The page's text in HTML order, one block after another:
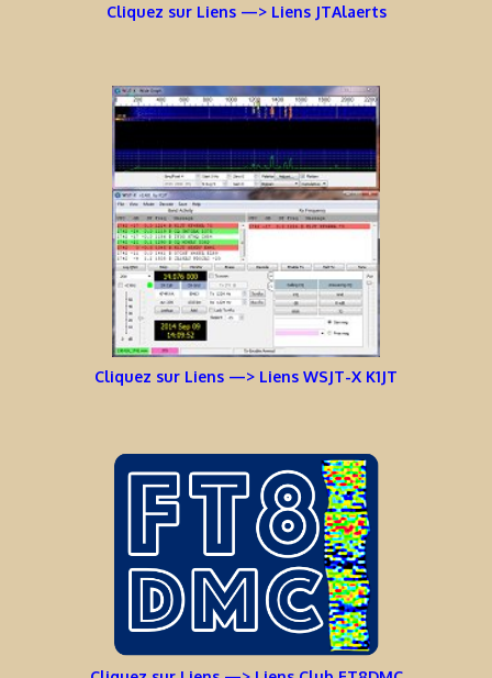
Cliquez sur Liens —> Liens JTAlaerts
Cliquez sur Liens —> Liens WSJT-X K1JT